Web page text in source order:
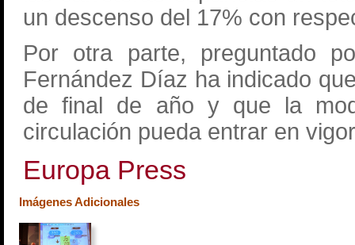
un descenso del 17% con
Por otra parte, preguntado
Fernández Díaz ha indicado
de final de año y que la
circulación pueda entrar en
Europa Press
Imágenes Adicionales